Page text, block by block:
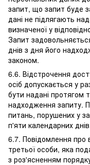
запит, що запит буде
дані не підлягають
визначеної у
Запит
днів з дня його
законом.
6.6. Відстрочення
осіб допускається у
бути надані протягом
надходження запиту.
питань, порушених у
п'яти календарних
6.7. Повідомлення про
третьої особи, яка
з роз'ясненням